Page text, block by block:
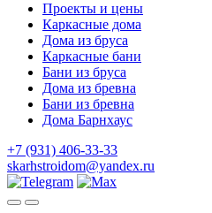
Проекты и цены
Каркасные дома
Дома из бруса
Каркасные бани
Бани из бруса
Дома из бревна
Бани из бревна
Дома Барнхаус
+7 (931) 406-33-33
skarhstroidom@yandex.ru